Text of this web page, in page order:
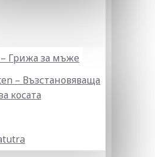
– Грижа за мъже
– Възстановяваща
косата